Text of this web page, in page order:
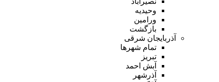
وحیدیه
ورامین
بازگشت
آذربایجان شرقی
تمام شهر‌ها
تبریز
آبش احمد
آذرشهر